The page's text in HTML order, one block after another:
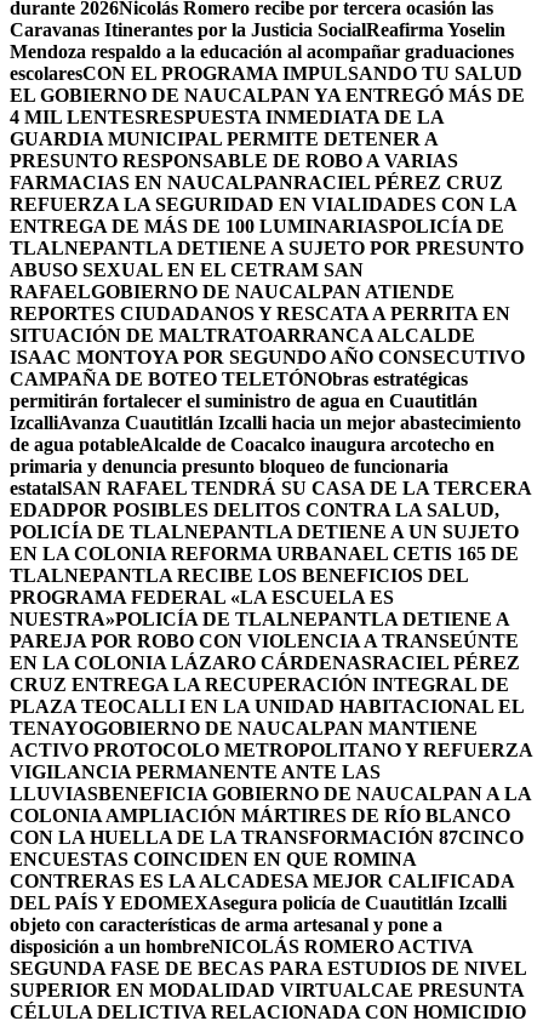
durante 2026Nicolás Romero recibe por tercera ocasión las
Caravanas Itinerantes por la Justicia SocialReafirma Yoselin
Mendoza respaldo a la educación al acompañar graduaciones
escolaresCON EL PROGRAMA IMPULSANDO TU SALUD
EL GOBIERNO DE NAUCALPAN YA ENTREGÓ MÁS DE
4 MIL LENTESRESPUESTA INMEDIATA DE LA
GUARDIA MUNICIPAL PERMITE DETENER A
PRESUNTO RESPONSABLE DE ROBO A VARIAS
FARMACIAS EN NAUCALPANRACIEL PÉREZ CRUZ
REFUERZA LA SEGURIDAD EN VIALIDADES CON LA
ENTREGA DE MÁS DE 100 LUMINARIASPOLICÍA DE
TLALNEPANTLA DETIENE A SUJETO POR PRESUNTO
ABUSO SEXUAL EN EL CETRAM SAN
RAFAELGOBIERNO DE NAUCALPAN ATIENDE
REPORTES CIUDADANOS Y RESCATA A PERRITA EN
SITUACIÓN DE MALTRATOARRANCA ALCALDE
ISAAC MONTOYA POR SEGUNDO AÑO CONSECUTIVO
CAMPAÑA DE BOTEO TELETÓNObras estratégicas
permitirán fortalecer el suministro de agua en Cuautitlán
IzcalliAvanza Cuautitlán Izcalli hacia un mejor abastecimiento
de agua potableAlcalde de Coacalco inaugura arcotecho en
primaria y denuncia presunto bloqueo de funcionaria
estatalSAN RAFAEL TENDRÁ SU CASA DE LA TERCERA
EDADPOR POSIBLES DELITOS CONTRA LA SALUD,
POLICÍA DE TLALNEPANTLA DETIENE A UN SUJETO
EN LA COLONIA REFORMA URBANAEL CETIS 165 DE
TLALNEPANTLA RECIBE LOS BENEFICIOS DEL
PROGRAMA FEDERAL «LA ESCUELA ES
NUESTRA»POLICÍA DE TLALNEPANTLA DETIENE A
PAREJA POR ROBO CON VIOLENCIA A TRANSEÚNTE
EN LA COLONIA LÁZARO CÁRDENASRACIEL PÉREZ
CRUZ ENTREGA LA RECUPERACIÓN INTEGRAL DE
PLAZA TEOCALLI EN LA UNIDAD HABITACIONAL EL
TENAYOGOBIERNO DE NAUCALPAN MANTIENE
ACTIVO PROTOCOLO METROPOLITANO Y REFUERZA
VIGILANCIA PERMANENTE ANTE LAS
LLUVIASBENEFICIA GOBIERNO DE NAUCALPAN A LA
COLONIA AMPLIACIÓN MÁRTIRES DE RÍO BLANCO
CON LA HUELLA DE LA TRANSFORMACIÓN 87CINCO
ENCUESTAS COINCIDEN EN QUE ROMINA
CONTRERAS ES LA ALCADESA MEJOR CALIFICADA
DEL PAÍS Y EDOMEXAsegura policía de Cuautitlán Izcalli
objeto con características de arma artesanal y pone a
disposición a un hombreNICOLÁS ROMERO ACTIVA
SEGUNDA FASE DE BECAS PARA ESTUDIOS DE NIVEL
SUPERIOR EN MODALIDAD VIRTUALCAE PRESUNTA
CÉLULA DELICTIVA RELACIONADA CON HOMICIDIO